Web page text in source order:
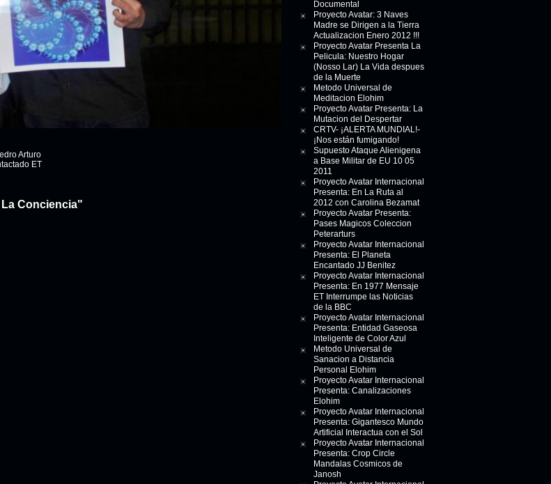
Arturo
ET
Conciencia"
Documental
Proyecto Avatar: 3 Naves
Madre se Dirigen a la Tierra
Actualizacion Enero 2012 !!!
Proyecto Avatar Presenta La
Pelicula: Nuestro Hogar
(Nosso Lar) La Vida despues
de la Muerte
Metodo Universal de
Meditacion Elohim
Proyecto Avatar Presenta: La
Mutacion del Despertar
CRTV- ¡ALERTA MUNDIAL!-
¡Nos están fumigando!
Supuesto Ataque Alienigena
a Base Militar de EU 10 05
2011
Proyecto Avatar Internacional
Presenta: En La Ruta al
2012 con Carolina Bezamat
Proyecto Avatar Presenta:
Pases Magicos Coleccion
Peterarturs
Proyecto Avatar Internacional
Presenta: El Planeta
Encantado JJ Benitez
Proyecto Avatar Internacional
Presenta: En 1977 Mensaje
ET Interrumpe las Noticias
de la BBC
Proyecto Avatar Internacional
Presenta: Entidad Gaseosa
Inteligente de Color Azul
Metodo Universal de
Sanacion a Distancia
Personal Elohim
Proyecto Avatar Internacional
Presenta: Canalizaciones
Elohim
Proyecto Avatar Internacional
Presenta: Gigantesco Mundo
Artificial Interactua con el Sol
Proyecto Avatar Internacional
Presenta: Crop Circle
Mandalas Cosmicos de
Janosh